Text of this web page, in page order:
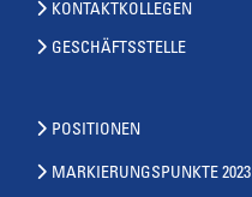
KONTAKTKOLLEGEN
GESCHÄFTSSTELLE
POSITIONEN
MARKIERUNGSPUNKTE 2023